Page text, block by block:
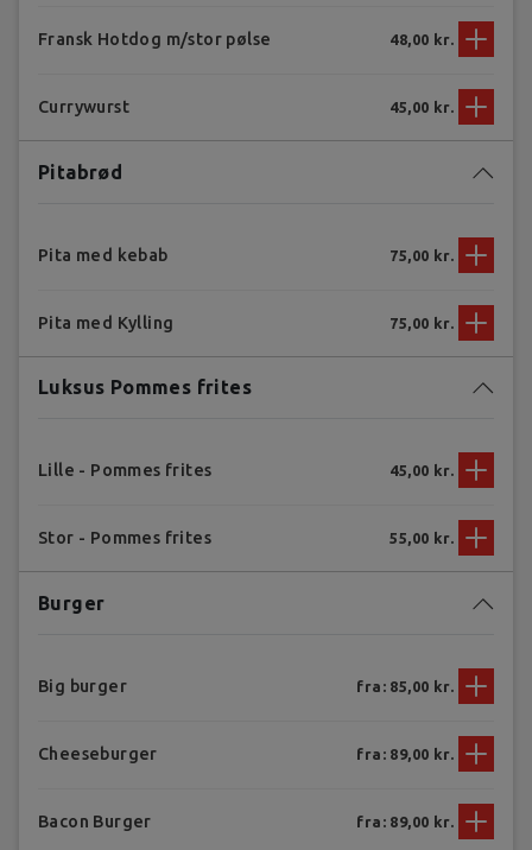
Fransk Hotdog m/stor pølse 48,00 kr.
Currywurst 45,00 kr.
Pitabrød
Pita med kebab 75,00 kr.
Pita med Kylling 75,00 kr.
Luksus Pommes frites
Lille - Pommes frites 45,00 kr.
Stor - Pommes frites 55,00 kr.
Burger
Big burger fra: 85,00 kr.
Cheeseburger fra: 89,00 kr.
Bacon Burger fra: 89,00 kr.